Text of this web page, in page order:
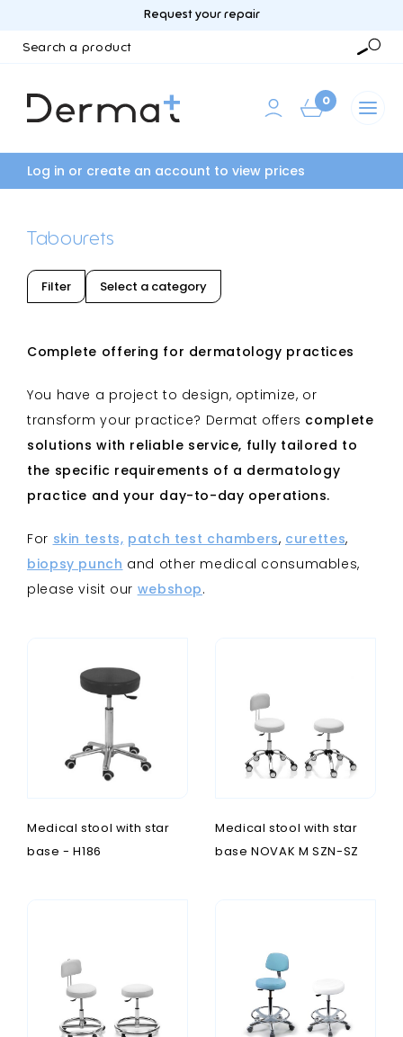
Request your repair
0
Log in or create an account to view prices
Tabourets
Filter Select a category
Complete offering for dermatology practices
You have a project to design, optimize, or
transform your practice? Dermat offers complete
solutions with reliable service, fully tailored to
the specific requirements of a dermatology
practice and your day-to-day operations.
For skin tests, patch test chambers, curettes,
biopsy punch and other medical consumables,
please visit our webshop.
Medical stool with star
base - H186
Medical stool with star
base NOVAK M SZN-SZ